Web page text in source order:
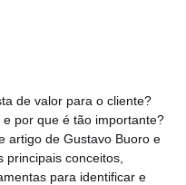
de valor para o cliente?
e por que é tão importante?
artigo de Gustavo Buoro e
principais conceitos,
para identificar e